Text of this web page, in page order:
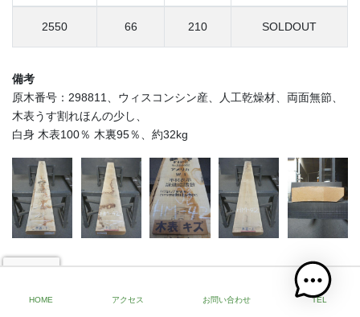
2550 66 210 SOLDOUT
備考
原木番号：298811、ウィスコンシン産、人工乾燥材、両面無節、
木表うす割れほんの少し、
白身 木表100％ 木裏95％、約32kg
SOLD OUT
HOME アクセス お問い合わせ TEL